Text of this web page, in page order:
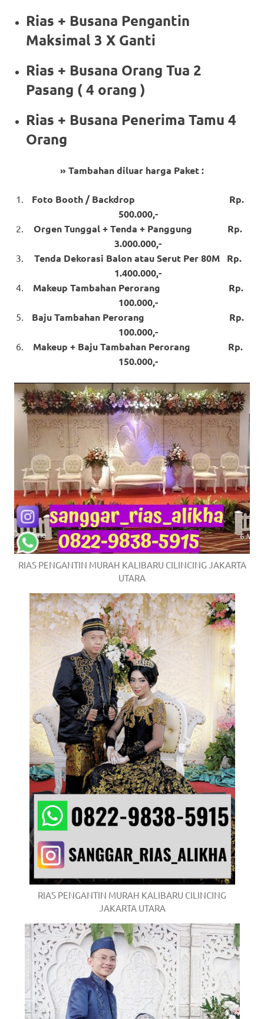
Rias + Busana Pengantin
Maksimal 3 X Ganti
Rias + Busana Orang Tua 2
Pasang ( 4 orang )
Rias + Busana Penerima Tamu 4
Orang
» Tambahan diluar harga Paket :
Foto Booth / Backdrop Rp.
500.000,-
Orgen Tunggal + Tenda + Panggung Rp.
3.000.000,-
Tenda Dekorasi Balon atau Serut Per 80M Rp.
1.400.000,-
Makeup Tambahan Perorang Rp.
100.000,-
Baju Tambahan Perorang Rp.
100.000,-
Makeup + Baju Tambahan Perorang Rp.
150.000,-
RIAS PENGANTIN MURAH KALIBARU CILINCING JAKARTA
UTARA
RIAS PENGANTIN MURAH KALIBARU CILINCING
JAKARTA UTARA